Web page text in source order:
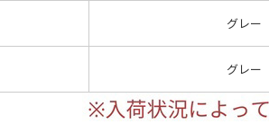
グレー
グレー